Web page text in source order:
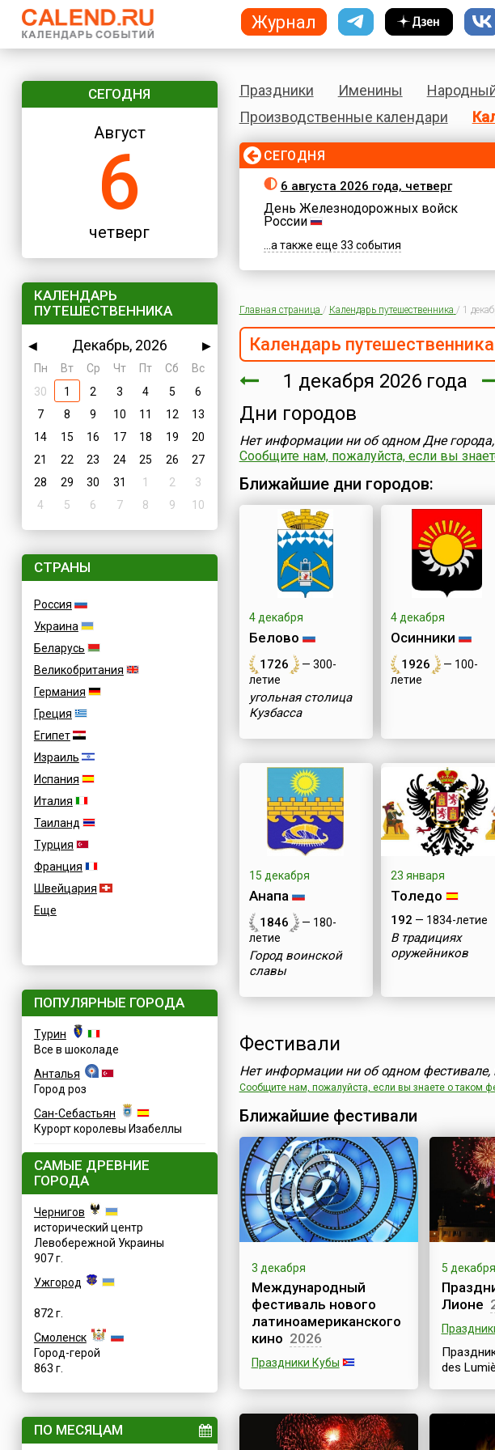
СЕГОДНЯ
Август
6
четверг
КАЛЕНДАРЬ
ПУТЕШЕСТВЕННИКА
◀ Декабрь, 2026
▶
Пн
Вт Ср Чт Пт Сб
Вс
30
1 2 3 4 5
6
7
8 9 10 11 12
13
14
15 16 17 18 19
20
21
22 23 24 25 26
27
28
29 30 31 1 2
3
4
5 6 7 8 9 10
СТРАНЫ
Россия
Украина
Беларусь
Великобритания
Германия
Греция
Египет
Израиль
Испания
Италия
Таиланд
Турция
Франция
Швейцария
Еще
ПОПУЛЯРНЫЕ ГОРОДА
Турин
Все в шоколаде
Анталья
Город роз
Сан-Себастьян
Курорт королевы Изабеллы
САМЫЕ ДРЕВНИЕ
ГОРОДА
Чернигов
исторический центр
Левобережной Украины
907 г.
Ужгород
872 г.
Смоленск
Город-герой
863 г.
ПО МЕСЯЦАМ
Праздники Именины
Производственные календари
СЕГОДНЯ
6 августа 2026 года, четверг
День Железнодорожных войск
России
...а также еще 33 события
Главная страница / Календарь путешественника / 1
Календарь путешественника
1 декабря 2026 года
Дни городов
Нет информации ни об одном Дне
Сообщите нам, пожалуйста, если вы
Ближайшие дни городов:
4 декабря
Белово
1726
— 300-
летие
угольная столица
Кузбасса
4 декабря
Осинники
1926
— 100-
летие
15 декабря
Анапа
1846
— 180-
летие
Город воинской
славы
23 января
Толедо
192 — 1834-летие
В традициях
оружейников
Фестивали
Нет информации ни об одном
Сообщите нам, пожалуйста, если вы знаете о таком
Ближайшие фестивали
3 декабря
Международный
фестиваль нового
латиноамериканского
кино 2026
Праздники Кубы
В первую неделю декабря
Международный
фестиваль нового
5 декабря
Лионе
des
Лионе
времен.
Журнал